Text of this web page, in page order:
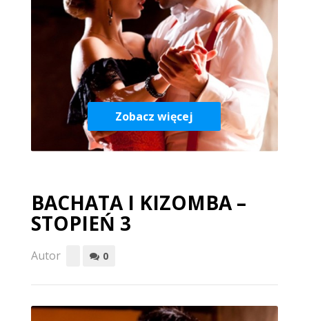
Zobacz więcej
BACHATA I KIZOMBA –
STOPIEŃ 3
Autor 0